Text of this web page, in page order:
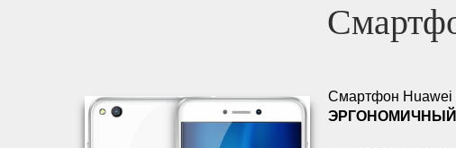
Смартфон Huawei